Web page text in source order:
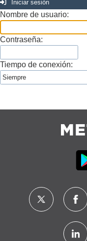
Iniciar sesión
Nombre de usuario:
Contraseña:
Tiempo de conexión: